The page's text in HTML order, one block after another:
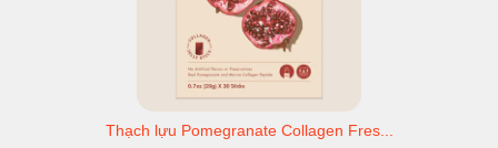
Thạch lựu Pomegranate Collagen Fres...